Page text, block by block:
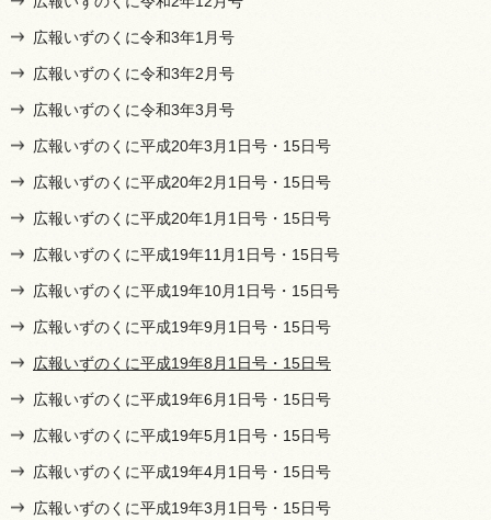
広報いずのくに令和3年1月号
広報いずのくに令和3年2月号
広報いずのくに令和3年3月号
広報いずのくに平成20年3月1日号・15日号
広報いずのくに平成20年2月1日号・15日号
広報いずのくに平成20年1月1日号・15日号
広報いずのくに平成19年11月1日号・15日号
広報いずのくに平成19年10月1日号・15日号
広報いずのくに平成19年9月1日号・15日号
広報いずのくに平成19年8月1日号・15日号
広報いずのくに平成19年6月1日号・15日号
広報いずのくに平成19年5月1日号・15日号
広報いずのくに平成19年4月1日号・15日号
広報いずのくに平成19年3月1日号・15日号